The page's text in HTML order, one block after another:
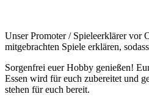
Unser Promoter / Spieleerklärer vor
mitgebrachten Spiele erklären,
Sorgenfrei euer Hobby genießen!
Essen wird für euch zubereitet und
stehen für euch bereit.